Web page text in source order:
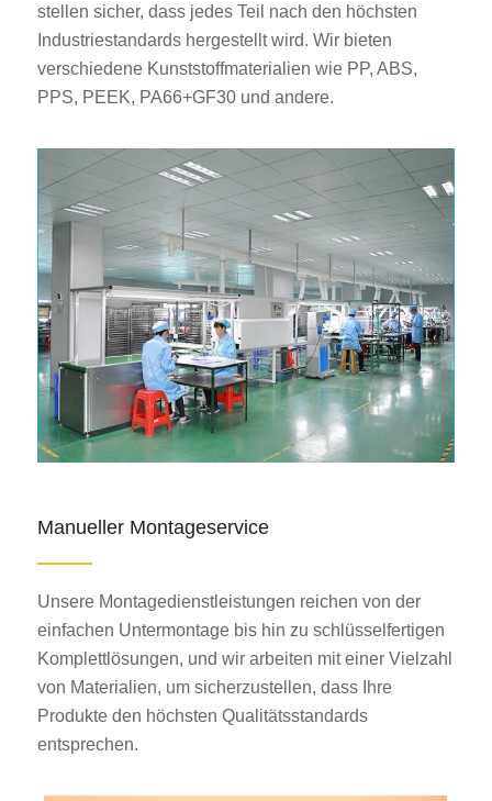
stellen sicher, dass jedes Teil nach den höchsten
Industriestandards hergestellt wird. Wir bieten
verschiedene Kunststoffmaterialien wie PP, ABS,
PPS, PEEK, PA66+GF30 und andere.
Manueller Montageservice
Unsere Montagedienstleistungen reichen von der
einfachen Untermontage bis hin zu schlüsselfertigen
Komplettlösungen, und wir arbeiten mit einer Vielzahl
von Materialien, um sicherzustellen, dass Ihre
Produkte den höchsten Qualitätsstandards
entsprechen.